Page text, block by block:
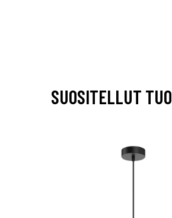
SUOSITELLUT